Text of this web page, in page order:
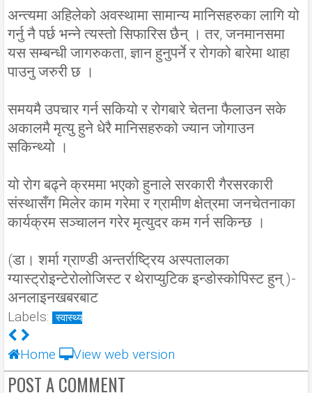
अन्त्यमा अहिलेको अवस्थामा सामान्य मानिसहरुका लागि यो
गर्नु नै पर्छ भन्ने त्यस्तो सिफारिस छैन् । तर, जनमानसमा
यस सम्बन्धी जागरुकता, ज्ञान हुनुपर्ने र रोगको बारेमा थाहा
पाउनु जरुरी छ ।
समयमै उपचार गर्न सकियो र रोगबारे चेतना फैलाउन सके
अकालमै मृत्यु हुने धेरै मानिसहरुको ज्यान जोगाउन
सकिन्थ्यो ।
यो रोग बढ्ने क्रममा भएको हुनाले सरकारी गैरसरकारी
संस्थासँग मिलेर काम गरेमा र ग्रामीण क्षेत्रमा जनचेतनाका
कार्यक्रम सञ्चालन गरेर मृत्युदर कम गर्न सकिन्छ ।
(डा। शर्मा ग्राण्डी अन्तर्राष्ट्रिय अस्पतालका
ग्यास्ट्रोइन्टेरोलोजिस्ट र थेराप्युटिक इन्डोस्कोपिस्ट हुन् )-
अनलाइनखबरबाट
Labels: स्वास्थ्य
Home View web version
POST A COMMENT